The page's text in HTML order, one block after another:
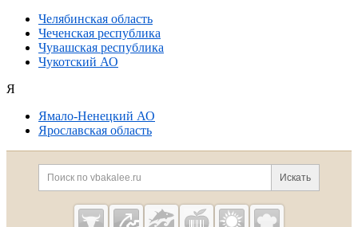
Челябинская область
Чеченская республика
Чувашская республика
Чукотский АО
Я
Ямало-Ненецкий АО
Ярославская область
Дополнительная информация
Поиск по сайту и
Искать
Cсылки на полезные проекты